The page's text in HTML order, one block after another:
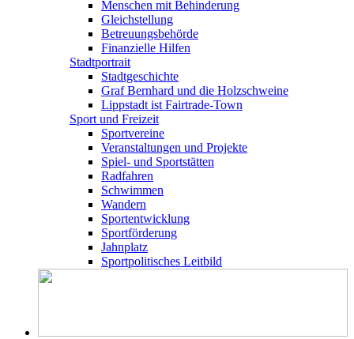
Menschen mit Behinderung
Gleichstellung
Betreuungsbehörde
Finanzielle Hilfen
Stadtportrait
Stadtgeschichte
Graf Bernhard und die Holzschweine
Lippstadt ist Fairtrade-Town
Sport und Freizeit
Sportvereine
Veranstaltungen und Projekte
Spiel- und Sportstätten
Radfahren
Schwimmen
Wandern
Sportentwicklung
Sportförderung
Jahnplatz
Sportpolitisches Leitbild